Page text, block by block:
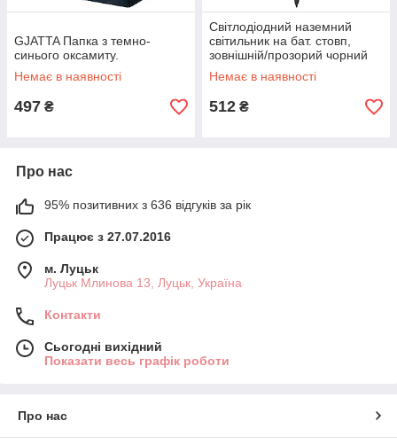
GJATTA Папка з темно-
синього оксамиту.
Немає в наявності
497 ₴
Світлодіодний наземний
світильник на бат. стовп,
зовнішній/прозорий чорний
SOLVINDEN (805.146.42)
IKEA
Немає в наявності
512 ₴
Про нас
95% позитивних з 636 відгуків за рік
Працює з 27.07.2016
м. Луцьк
Луцьк Млинова 13, Луцьк, Україна
Контакти
Сьогодні вихідний
Показати весь графік роботи
Про нас